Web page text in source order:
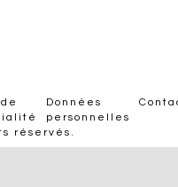
Données
personnelles
réservés.